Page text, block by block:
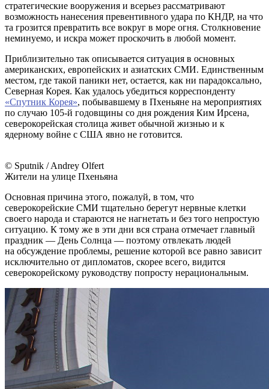
стратегические вооружения и всерьез рассматривают
возможность нанесения превентивного удара по КНДР, на что
та грозится превратить все вокруг в море огня. Столкновение
неминуемо, и искра может проскочить в любой момент.
Приблизительно так описывается ситуация в основных
американских, европейских и азиатских СМИ. Единственным
местом, где такой паники нет, остается, как ни парадоксально,
Северная Корея. Как удалось убедиться корреспонденту
«Спутник Корея», побывавшему в Пхеньяне на мероприятиях
по случаю 105-й годовщины со дня рождения Ким Ирсена,
северокорейская столица живет обычной жизнью и к
ядерному войне с США явно не готовится.
© Sputnik / Andrey Olfert
Жители на улице Пхеньяна
Основная причина этого, пожалуй, в том, что
северокорейские СМИ тщательно берегут нервные клетки
своего народа и стараются не нагнетать и без того непростую
ситуацию. К тому же в эти дни вся страна отмечает главный
праздник — День Солнца — поэтому отвлекать людей
на обсуждение проблемы, решение которой все равно зависит
исключительно от дипломатов, скорее всего, видится
северокорейскому руководству попросту нерациональным.